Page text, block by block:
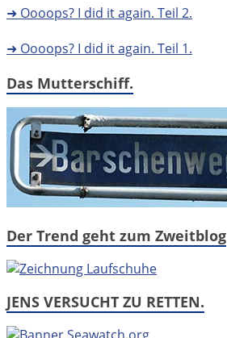
➜ Oooops? I did it again. Teil 2.
➜ Oooops? I did it again. Teil 1.
Das Mutterschiff.
Der Trend geht zum Zweitblog
JENS VERSUCHT ZU RETTEN.